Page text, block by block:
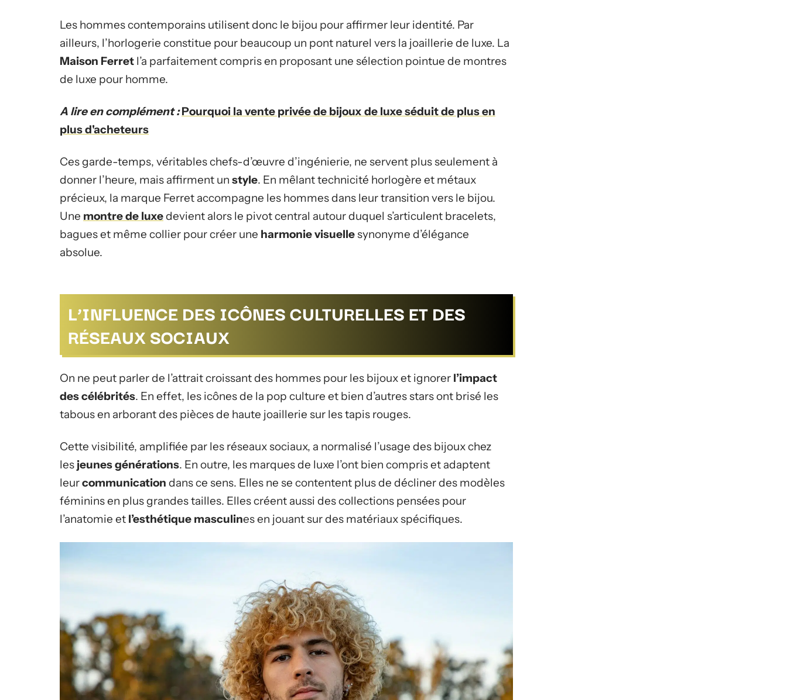
Les hommes contemporains utilisent donc le bijou pour affirmer leur identité. Par
ailleurs, l’horlogerie constitue pour beaucoup un pont naturel vers la joaillerie de luxe. La
Maison Ferret l’a parfaitement compris en proposant une sélection pointue de montres
de luxe pour homme.
A lire en complément : Pourquoi la vente privée de bijoux de luxe séduit de plus en
plus d'acheteurs
Ces garde-temps, véritables chefs-d’œuvre d’ingénierie, ne servent plus seulement à
donner l’heure, mais affirment un style. En mêlant technicité horlogère et métaux
précieux, la marque Ferret accompagne les hommes dans leur transition vers le bijou.
Une montre de luxedevient alors le pivot central autour duquel s’articulent bracelets,
bagues et même collier pour créer une harmonie visuellesynonyme d’élégance
absolue.
L’INFLUENCE DES ICÔNES CULTURELLES ET DES
RÉSEAUX SOCIAUX
On ne peut parler de l’attrait croissant des hommes pour les bijoux et ignorer l’impact
des célébrités. En effet, les icônes de la pop culture et bien d’autres stars ont brisé les
tabous en arborant des pièces de haute joaillerie sur les tapis rouges.
Cette visibilité, amplifiée par les réseaux sociaux, a normalisé l’usage des bijoux chez
les jeunes générations. En outre, les marques de luxe l’ont bien compris et adaptent
leurcommunication dans ce sens. Elles ne se contentent plus de décliner des modèles
féminins en plus grandes tailles. Elles créent aussi des collections pensées pour
l’anatomie et l’esthétique masculines en jouant sur des matériaux spécifiques.